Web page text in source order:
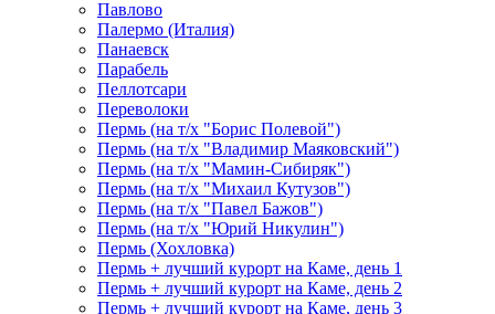
Павлово
Палермо (Италия)
Панаевск
Парабель
Пеллотсари
Переволоки
Пермь (на т/х "Борис Полевой")
Пермь (на т/х "Владимир Маяковский")
Пермь (на т/х "Мамин-Сибиряк")
Пермь (на т/х "Михаил Кутузов")
Пермь (на т/х "Павел Бажов")
Пермь (на т/х "Юрий Никулин")
Пермь (Хохловка)
Пермь + лучший курорт на Каме, день 1
Пермь + лучший курорт на Каме, день 2
Пермь + лучший курорт на Каме, день 3